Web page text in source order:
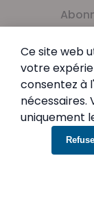
En vous
Ce site web
votre
consentez à
uniquement